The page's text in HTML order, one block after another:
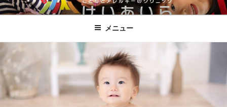
コ
ン
ン
ツ
ス
ッ
こどもとアレルギーのクリニックけ
メニュー